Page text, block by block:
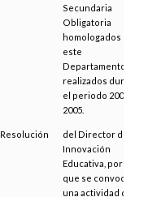
Secundaria
Obligatoria
homologados por
este
Departamento y
realizados durante
el periodo 2003-
2005.
Resolución
del Director de
Innovación
Educativa, por la
que se convoca
una actividad de